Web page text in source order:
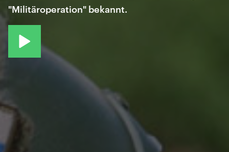
"Militäroperation" bekannt.